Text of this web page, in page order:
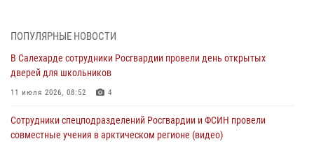
03 августа 2026, 07:21 2
Генерал-полковник Юрий Аверин выступил на Всероссийском
молодёжном образовательном форуме «Территория смыслов»
03 августа 2026, 06:54
Директор Росгвардии Герой России генерал армии Виктор Золотов
поздравил специалистов подразделений тыла с профессиональным
ПОПУЛЯРНЫЕ НОВОСТИ
В Салехарде сотрудники Росгвардии провели день открытых
дверей для школьников
11 июля 2026, 08:52 4
Сотрудники спецподразделений Росгвардии и ФСИН провели
совместные учения в арктическом регионе (видео)